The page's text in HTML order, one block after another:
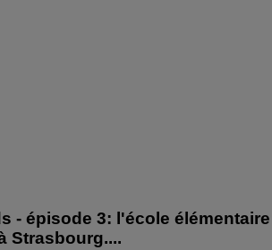
- épisode 3: l'école élémentaire
Strasbourg....